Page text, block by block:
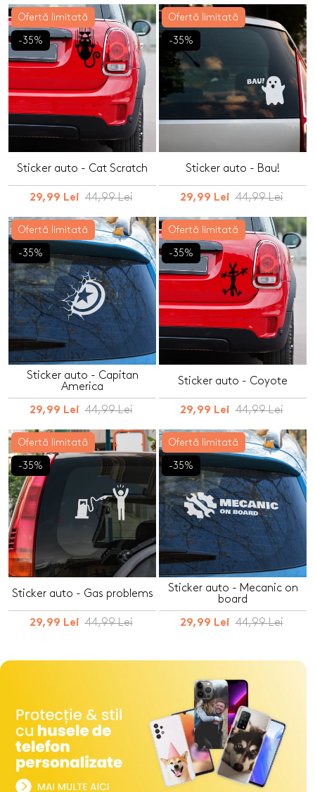
Ofertă limitată
-35%
Sticker auto - Cat Scratch
29,99 Lei 44,99 Lei
Ofertă limitată
-35%
Sticker auto - Bau!
29,99 Lei 44,99 Lei
Ofertă limitată
-35%
Sticker auto - Capitan
America
29,99 Lei 44,99 Lei
Ofertă limitată
-35%
Sticker auto - Coyote
29,99 Lei 44,99 Lei
Ofertă limitată
-35%
Sticker auto - Gas problems
29,99 Lei 44,99 Lei
Ofertă limitată
-35%
Sticker auto - Mecanic on
board
29,99 Lei 44,99 Lei